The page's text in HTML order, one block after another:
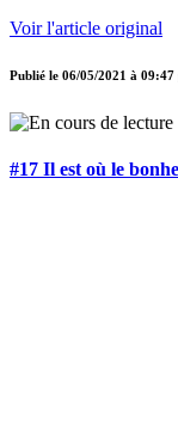
Voir l'article original
Publié le 06/05/2021 à 09:47
#17 Il est où le